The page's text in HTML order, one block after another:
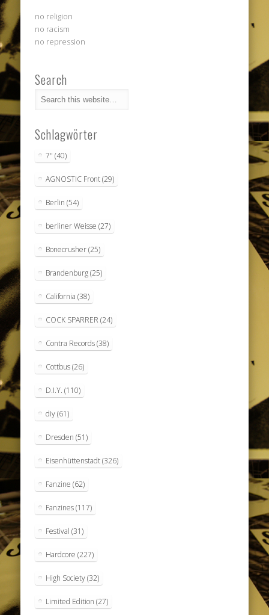
no religion
no racism
no repression
Search
Schlagwörter
7" (40)
AGNOSTIC Front(29)
Berlin (54)
berliner Weisse (27)
Bonecrusher(25)
Brandenburg(25)
California (38)
COCK SPARRER (24)
Contra Records(38)
Cottbus(26)
D.I.Y. (110)
diy(61)
Dresden (51)
Eisenhüttenstadt(326)
Fanzine (62)
Fanzines(117)
Festival (31)
Hardcore (227)
High Society(32)
Limited Edition (27)